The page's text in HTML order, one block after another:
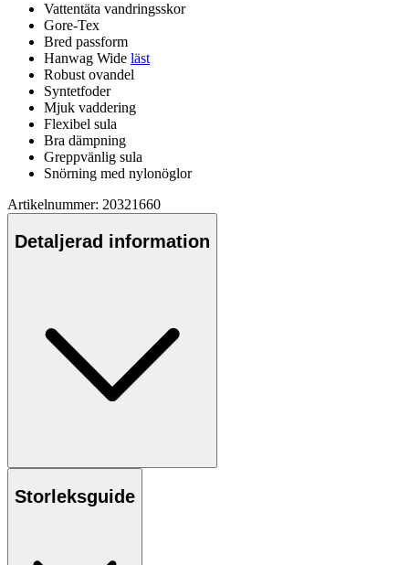
Vattentäta vandringsskor
Gore-Tex
Bred passform
Hanwag Wide läst
Robust ovandel
Syntetfoder
Mjuk vaddering
Flexibel sula
Bra dämpning
Greppvänlig sula
Snörning med nylonöglor
Artikelnummer: 20321660
Detaljerad information
Storleksguide